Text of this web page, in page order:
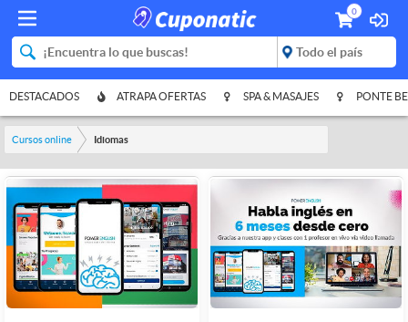
0
DESTACADOS ATRAPA OFERTAS SPA & MASAJES PONTE
Cursos online Idiomas